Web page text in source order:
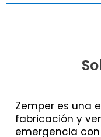
Zemper es una
fabricación y
emergencia